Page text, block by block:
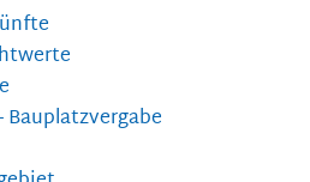
Bauplatzvergabe